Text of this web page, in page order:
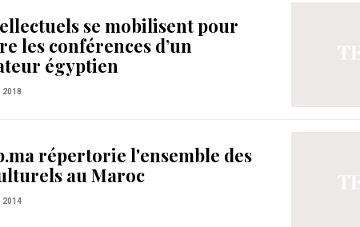
se mobilisent pour
les conférences d’un
égyptien
2018
répertorie l'ensemble des
au Maroc
2014